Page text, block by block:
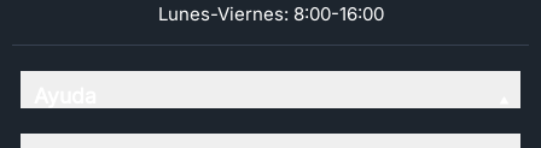
Lunes-Viernes: 8:00-16:00